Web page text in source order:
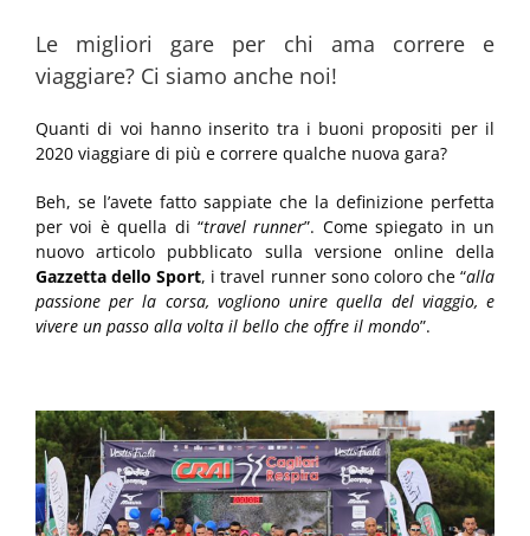
Le migliori gare per chi ama correre e
viaggiare? Ci siamo anche noi!
Quanti di voi hanno inserito tra i buoni propositi per il
2020 viaggiare di più e correre qualche nuova gara?
Beh, se l’avete fatto sappiate che la definizione perfetta
per voi è quella di “travel runner”. Come spiegato in un
nuovo articolo pubblicato sulla versione online della
Gazzetta dello Sport, i travel runner sono coloro che “alla
passione per la corsa, vogliono unire quella del viaggio, e
vivere un passo alla volta il bello che offre il mondo”.